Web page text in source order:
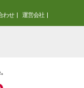
わせ 運営会社